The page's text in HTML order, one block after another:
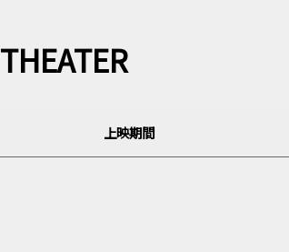
THEATER
上映期間